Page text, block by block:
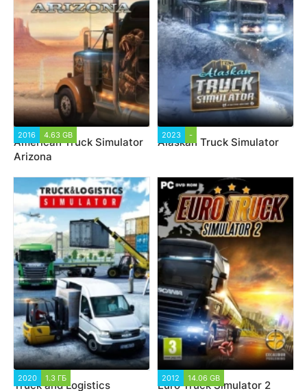
2016 4.63 GB
American Truck Simulator
Arizona
2023 -
Alaskan Truck Simulator
2020 1.3 ГБ
Truck and Logistics
2012 14.06 GB
Euro Truck Simulator 2